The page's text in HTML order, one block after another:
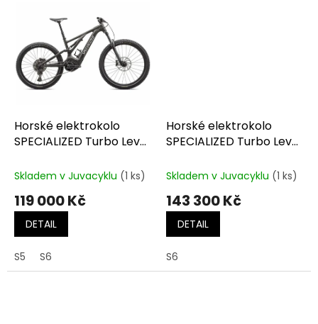
Horské elektrokolo
SPECIALIZED Turbo Levo
Green / Dune White
Skladem v Juvacyklu (1 ks)
119 000 Kč
DETAIL
S5 S6
Horské elektrokolo
SPECIALIZED Turbo Levo
Dove Grey / Black
Skladem v Juvacyklu (1 ks)
143 300 Kč
DETAIL
S6